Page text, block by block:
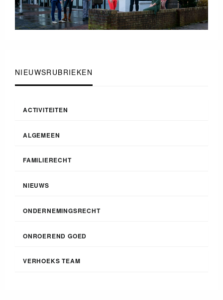
NIEUWSRUBRIEKEN
ACTIVITEITEN
ALGEMEEN
FAMILIERECHT
NIEUWS
ONDERNEMINGSRECHT
ONROEREND GOED
VERHOEKS TEAM